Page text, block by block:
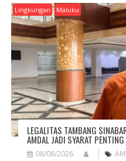
Lingkungan Maluku
LEGALITAS TAMBANG
AMDAL JADI SYARAT PENTING
08/08/2026